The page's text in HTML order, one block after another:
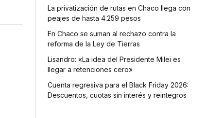
La privatización de rutas en Chaco llega con
peajes de hasta 4.259 pesos
En Chaco se suman al rechazo contra la
reforma de la Ley de Tierras
Lisandro: «La idea del Presidente Milei es
llegar a retenciones cero»
Cuenta regresiva para el Black Friday 2026:
Descuentos, cuotas sin interés y reintegros